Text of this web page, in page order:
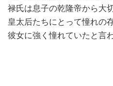
禄氏は息子の乾隆帝から大
皇太后たちにとって憧れの
彼女に強く憧れていたと言